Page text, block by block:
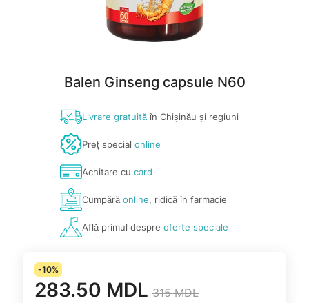
Balen Ginseng capsule N60
Livrare gratuităîn Chișinău și regiuni
Preț special online
Achitare cu card
Cumpărăonline, ridică în farmacie
Află primul despre oferte speciale
-10%
283.50 MDL 315 MDL